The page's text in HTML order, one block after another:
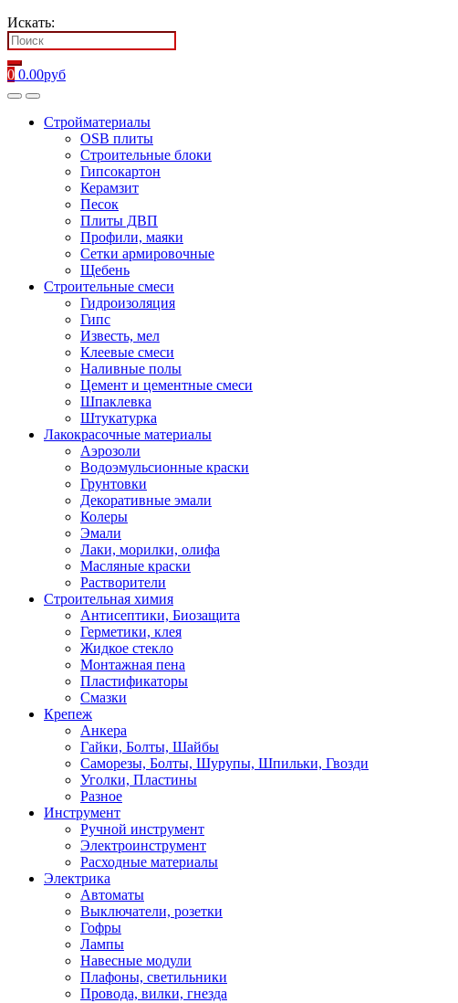
Искать:
0 0.00руб
Стройматериалы
OSB плиты
Строительные блоки
Гипсокартон
Керамзит
Песок
Плиты ДВП
Профили, маяки
Сетки армировочные
Щебень
Строительные смеси
Гидроизоляция
Гипс
Известь, мел
Клеевые смеси
Наливные полы
Цемент и цементные смеси
Шпаклевка
Штукатурка
Лакокрасочные материалы
Аэрозоли
Водоэмульсионные краски
Грунтовки
Декоративные эмали
Колеры
Эмали
Лаки, морилки, олифа
Масляные краски
Растворители
Строительная химия
Антисептики, Биозащита
Герметики, клея
Жидкое стекло
Монтажная пена
Пластификаторы
Смазки
Крепеж
Анкера
Гайки, Болты, Шайбы
Саморезы, Болты, Шурупы, Шпильки, Гвозди
Уголки, Пластины
Разное
Инструмент
Ручной инструмент
Электроинструмент
Расходные материалы
Электрика
Автоматы
Выключатели, розетки
Гофры
Лампы
Навесные модули
Плафоны, светильники
Провода, вилки, гнезда